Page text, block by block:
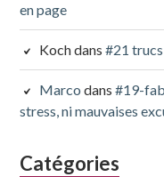
en page
Kochdans#21
Marco dans#19-
stress, ni mauvaises
Catégories